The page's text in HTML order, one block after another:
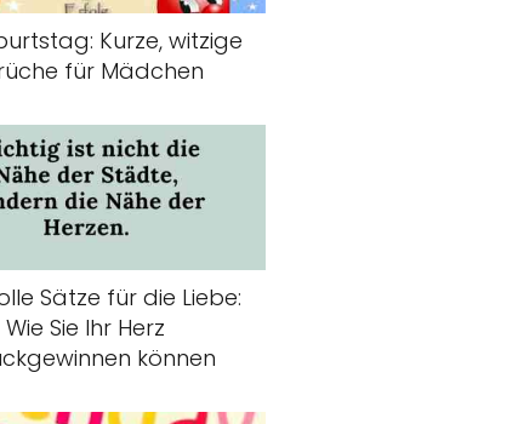
Kurze, witzige
für Mädchen
Sätze für die Liebe:
Wie Sie Ihr Herz
können